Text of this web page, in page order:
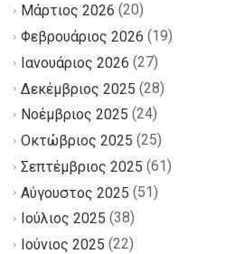
Μάρτιος 2026 (20)
Φεβρουάριος 2026 (19)
Ιανουάριος 2026 (27)
Δεκέμβριος 2025 (28)
Νοέμβριος 2025 (24)
Οκτώβριος 2025 (25)
Σεπτέμβριος 2025 (61)
Αύγουστος 2025 (51)
Ιούλιος 2025 (38)
Ιούνιος 2025 (22)